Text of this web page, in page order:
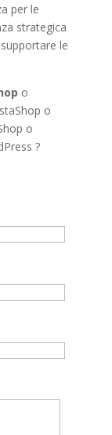
per le
strategica
le
o
o
o
?